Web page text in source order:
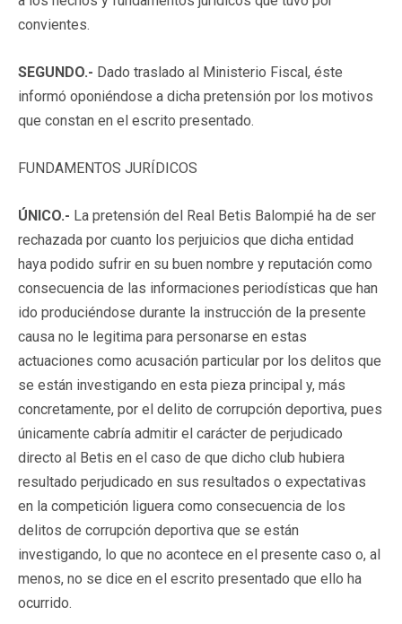
convientes.
SEGUNDO.- Dado traslado al Ministerio Fiscal, éste
informó oponiéndose a dicha pretensión por los motivos
que constan en el escrito presentado.
FUNDAMENTOS JURÍDICOS
ÚNICO.- La pretensión del Real Betis Balompié ha de ser
rechazada por cuanto los perjuicios que dicha entidad
haya podido sufrir en su buen nombre y reputación como
consecuencia de las informaciones periodísticas que han
ido produciéndose durante la instrucción de la presente
causa no le legitima para personarse en estas
actuaciones como acusación particular por los delitos que
se están investigando en esta pieza principal y, más
concretamente, por el delito de corrupción deportiva, pues
únicamente cabría admitir el carácter de perjudicado
directo al Betis en el caso de que dicho club hubiera
resultado perjudicado en sus resultados o expectativas
en la competición liguera como consecuencia de los
delitos de corrupción deportiva que se están
investigando, lo que no acontece en el presente caso o, al
menos, no se dice en el escrito presentado que ello ha
ocurrido.